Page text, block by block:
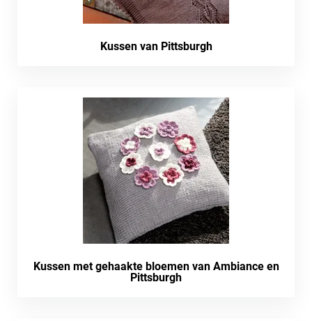
Kussen van Pittsburgh
Kussen met gehaakte bloemen van Ambiance en
Pittsburgh